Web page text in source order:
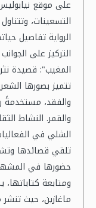
على موقع
التسعينات،
الرواية تفاصيل
التركيز على
تتميز بصورها
والفقد، مستخدمةً
والقمر. النشاط
الشلي في
تلقي قصائدها
حضورها في
ومتابعة
ماغازين، حيث